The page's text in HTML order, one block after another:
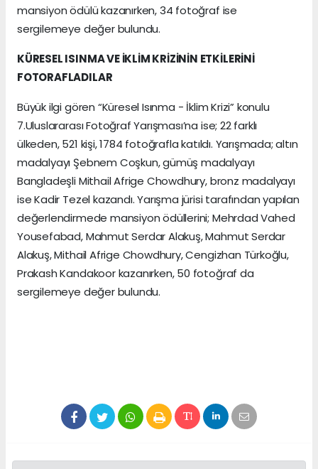
mansiyon ödülü kazanırken, 34 fotoğraf ise
sergilemeye değer bulundu.
KÜRESEL ISINMA VE İKLİM KRİZİNİN ETKİLERİNİ
FOTORAFLADILAR
Büyük ilgi gören “Küresel Isınma - İklim Krizi” konulu
7.Uluslararası Fotoğraf Yarışması’na ise; 22 farklı
ülkeden, 521 kişi, 1784 fotoğrafla katıldı. Yarışmada; altın
madalyayı Şebnem Coşkun, gümüş madalyayı
Bangladeşli Mithail Afrige Chowdhury, bronz madalyayı
ise Kadir Tezel kazandı. Yarışma jürisi tarafından yapılan
değerlendirmede mansiyon ödüllerini; Mehrdad Vahed
Yousefabad, Mahmut Serdar Alakuş, Mahmut Serdar
Alakuş, Mithail Afrige Chowdhury, Cengizhan Türkoğlu,
Prakash Kandakoor kazanırken, 50 fotoğraf da
sergilemeye değer bulundu.